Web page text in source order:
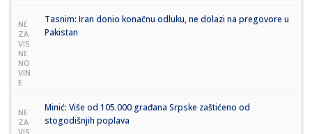
NE
ZA
VIS
NE
NO
VIN
E
Tasnim: Iran donio konačnu odluku, ne dolazi na pregovore u
Pakistan
NE
ZA
VIS
Minić: Više od 105.000 građana Srpske zaštićeno od
stogodišnjih poplava